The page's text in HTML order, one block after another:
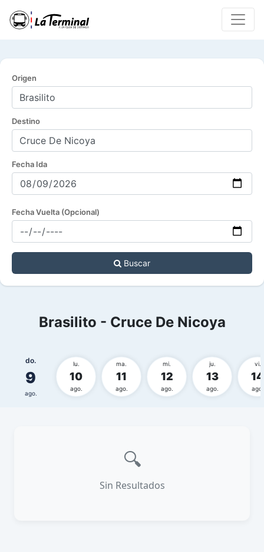
Origen
Destino
Fecha Ida
Fecha Vuelta (Opcional)
Buscar
Brasilito - Cruce De Nicoya
do.
9
ago.
lu.
10
ago.
ma.
11
ago.
mi.
12
ago.
ju.
13
ago.
vi.
14
ago.
🔍
Sin Resultados